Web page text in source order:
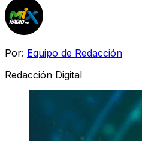
Por: Equipo de Redacción
Redacción Digital